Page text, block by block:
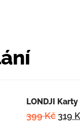
LONDJI
399Kč 319